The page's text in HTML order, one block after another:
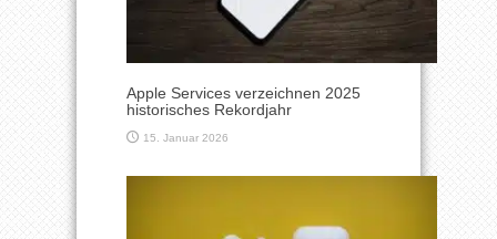
Apple Services verzeichnen 2025
historisches Rekordjahr
15. Januar 2026